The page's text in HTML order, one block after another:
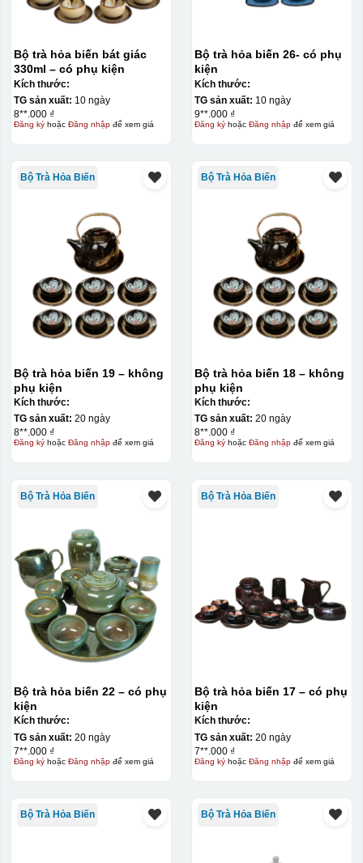
Kiểu in:
Bộ trà hỏa biến bát giác
330ml – có phụ kiện
Kích thước:
TG sản xuất: 10 ngày
8**.000 ₫
Đăng kýhoặc Đăng nhậpđể xem giá
Bộ trà hỏa biến 26- có phụ
kiện
Kích thước:
TG sản xuất: 10 ngày
9**.000 ₫
Đăng kýhoặc Đăng nhậpđể xem giá
Bộ Trà Hỏa Biến
Bộ trà hỏa biến 19 – không
phụ kiện
Kích thước:
TG sản xuất: 20 ngày
8**.000 ₫
Đăng kýhoặc Đăng nhậpđể xem giá
Bộ Trà Hỏa Biến
Bộ trà hỏa biến 18 – không
phụ kiện
Kích thước:
TG sản xuất: 20 ngày
8**.000 ₫
Đăng kýhoặc Đăng nhậpđể xem giá
Bộ Trà Hỏa Biến
Bộ trà hỏa biến 22 – có phụ
kiện
Kích thước:
TG sản xuất: 20 ngày
7**.000 ₫
Đăng kýhoặc Đăng nhậpđể xem giá
Bộ Trà Hỏa Biến
Bộ trà hỏa biến 17 – có phụ
kiện
Kích thước:
TG sản xuất: 20 ngày
7**.000 ₫
Đăng kýhoặc Đăng nhậpđể xem giá
Bộ Trà Hỏa Biến Bộ Trà Hỏa Biến